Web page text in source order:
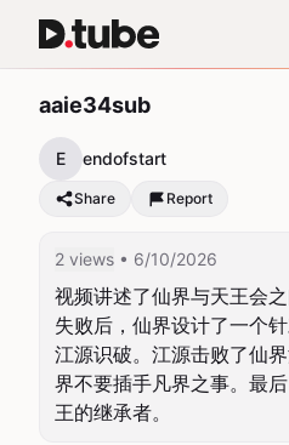
aaie34sub
E endofstart
Share Report
2 views • 6/10/2026
视频讲述了仙界与天王会
失败后，仙界设计了一个
江源识破。江源击败了仙
界不要插手凡界之事。最
王的继承者。